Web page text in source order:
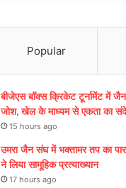
Popular
बीजेएस बॉक्स क्रिकेट टूर्नामेंट में
जोश, खेल के माध्यम से एकता का
15 hours ago
उमरा जैन संघ में भक्तामर तप का
ने लिया सामूहिक प्रत्याख्यान
17 hours ago